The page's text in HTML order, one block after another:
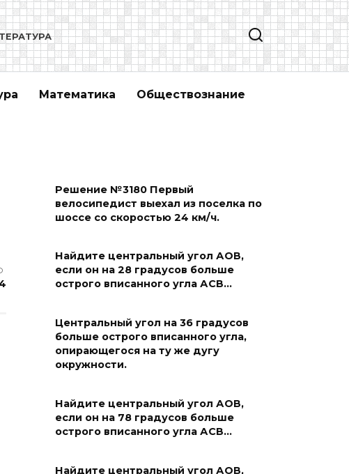
Математика Обществознание
Решение №3180 Первый
велосипедист выехал из поселка по
шоссе со скоростью 24 км/ч.
Найдите центральный угол АОВ,
если он на 28 градусов больше
острого вписанного угла АСВ…
Центральный угол на 36 градусов
больше острого вписанного угла,
опирающегося на ту же дугу
окружности.
Найдите центральный угол АОВ,
если он на 78 градусов больше
острого вписанного угла АСВ…
Найдите центральный угол АОВ,